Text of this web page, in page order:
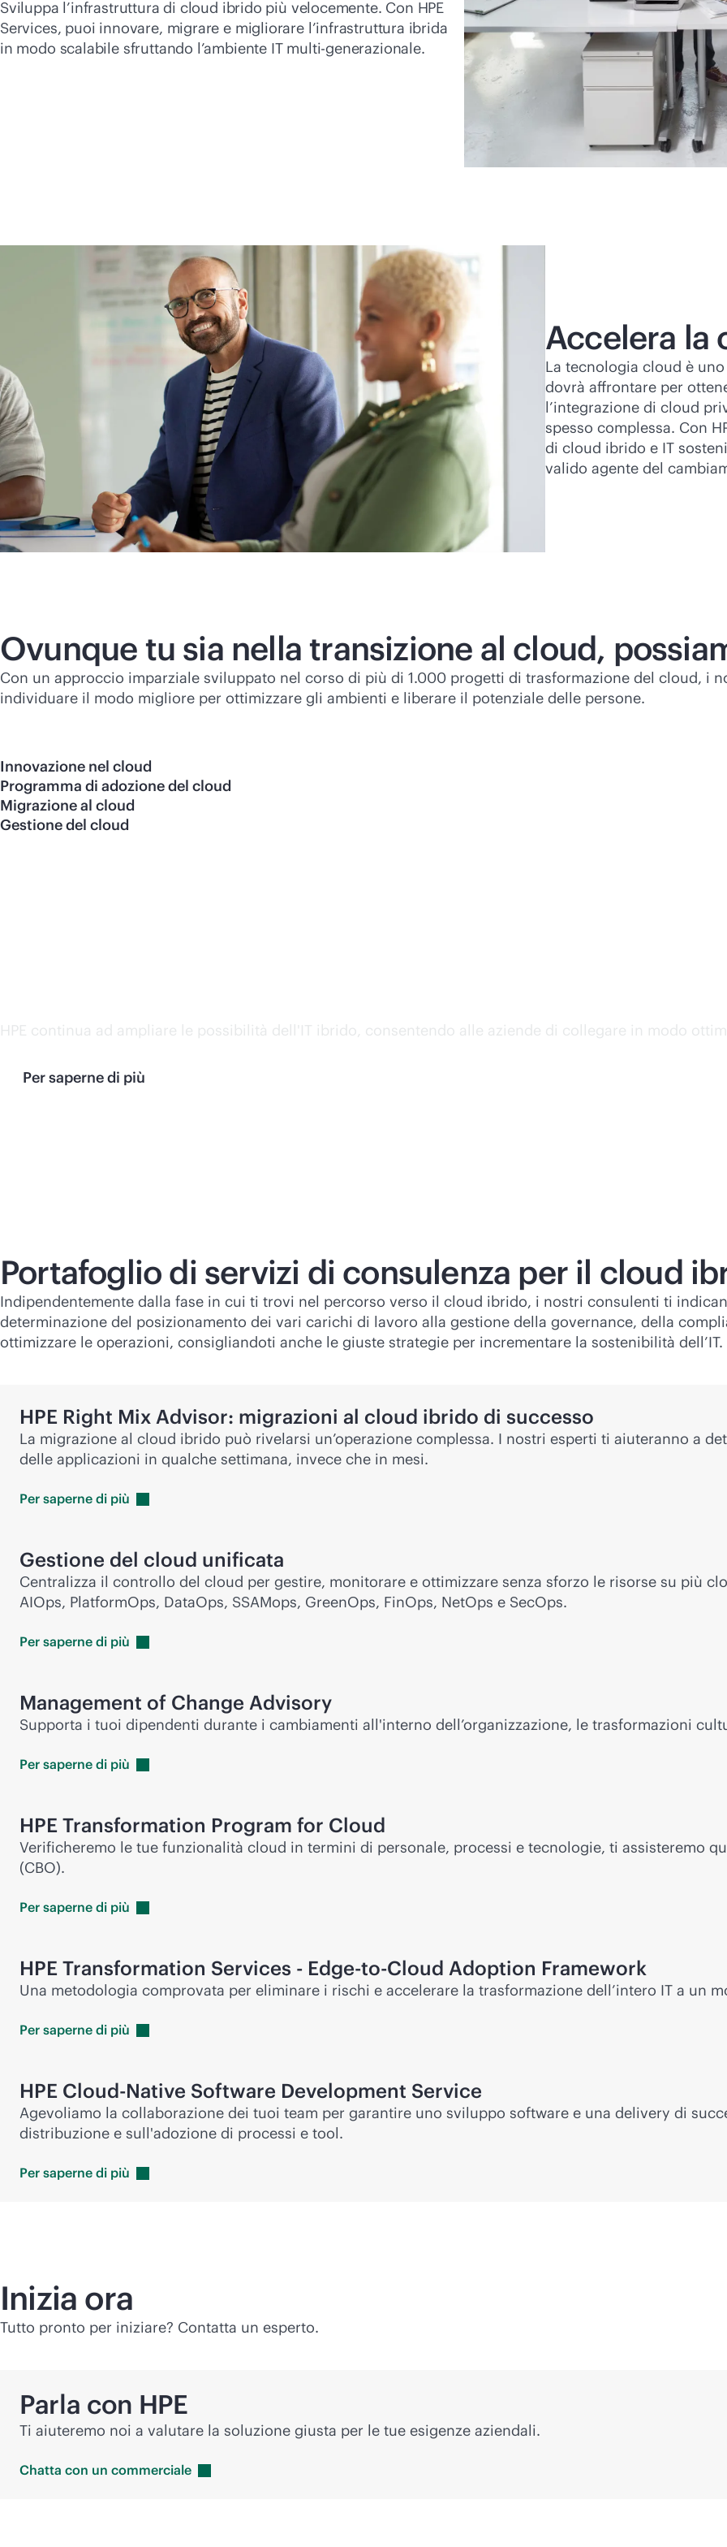
Sviluppa l’infrastruttura di cloud ibrido più velocemente. Con HPE
Services, puoi innovare, migrare e migliorare l’infrastruttura ibrida
in modo scalabile sfruttando l’ambiente IT multi-generazionale.
Accelera la
La tecnologia cloud è
dovrà affrontare per
l’integrazione di cloud
spesso complessa. Con
di cloud ibrido e IT
valido agente del
Ovunque tu sia nella transizione al cloud,
Con un approccio imparziale sviluppato nel corso di più di 1.000 progetti di trasformazione del cloud, i
individuare il modo migliore per ottimizzare gli ambienti e liberare il potenziale delle persone.
Innovazione nel cloud
Programma di adozione del cloud
Migrazione al cloud
Gestione del cloud
HPE continua ad ampliare le possibilità dell'IT ibrido, consentendo alle aziende di collegare in modo
Per saperne di più
Portafoglio di servizi di consulenza per il cloud
Indipendentemente dalla fase in cui ti trovi nel percorso verso il cloud ibrido, i nostri consulenti ti
determinazione del posizionamento dei vari carichi di lavoro alla gestione della governance, della
ottimizzare le operazioni, consigliandoti anche le giuste strategie per incrementare la sostenibilità dell’IT.
HPE Right Mix Advisor: migrazioni al cloud ibrido di successo
La migrazione al cloud ibrido può rivelarsi un’operazione complessa. I nostri esperti ti aiuteranno a
delle applicazioni in qualche settimana, invece che in mesi.
Per saperne di più
Gestione del cloud unificata
Centralizza il controllo del cloud per gestire, monitorare e ottimizzare senza sforzo le risorse su più
AIOps, PlatformOps, DataOps, SSAMops, GreenOps, FinOps, NetOps e SecOps.
Per saperne di più
Management of Change Advisory
Supporta i tuoi dipendenti durante i cambiamenti all'interno dell’organizzazione, le trasformazioni
Per saperne di più
HPE Transformation Program for Cloud
Verificheremo le tue funzionalità cloud in termini di personale, processi e tecnologie, ti assisteremo
(CBO).
Per saperne di più
HPE Transformation Services - Edge-to-Cloud Adoption Framework
Una metodologia comprovata per eliminare i rischi e accelerare la trasformazione dell’intero IT a un
Per saperne di più
HPE Cloud-Native Software Development Service
Agevoliamo la collaborazione dei tuoi team per garantire uno sviluppo software e una delivery di
distribuzione e sull'adozione di processi e tool.
Per saperne di più
Inizia ora
Tutto pronto per iniziare? Contatta un esperto.
Parla con HPE
Ti aiuteremo noi a valutare la soluzione giusta per le tue esigenze aziendali.
Chatta con un commerciale